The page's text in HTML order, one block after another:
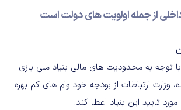
از جمله اولویت های دولت است
توجه به محدودیت های مالی بنیاد ملی بازی
وزارت ارتباطات از بودجه خود وام های کم بهره
تایید این بنیاد اعطا کند.